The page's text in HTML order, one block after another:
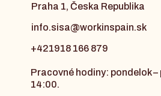
Praha 1, Česka Republika
info.sisa@workinspain.sk
+421918 166 879
Pracovné hodiny: pondelok
14:00.